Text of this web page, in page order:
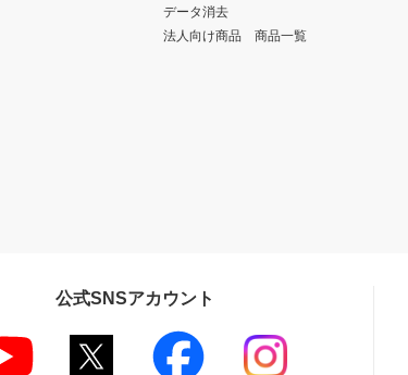
データ消去
法人向け商品 商品一覧
公式SNSアカウント